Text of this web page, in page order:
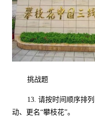
挑战题
13. 请按时间顺序排
动、更名“攀枝花”。